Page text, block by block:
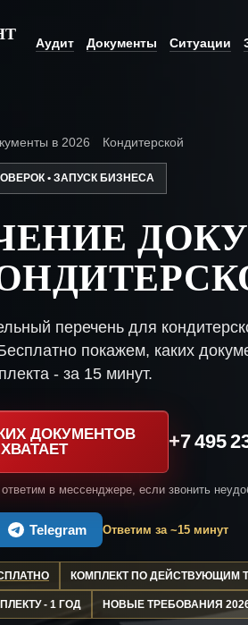
Аудит Документы Ситуации
в 2026 Кондитерской
• ЗАПУСК БИЗНЕСА
перечень для
покажем, каких
- за 15 минут.
ДОКУМЕНТОВ
+7 495
ответим в мессенджере, если звонить
Telegram Ответим за ~15 минут
КОМПЛЕКТ ПО ДЕЙСТВУЮЩИМ
- 1 ГОД НОВЫЕ ТРЕБОВАНИЯ